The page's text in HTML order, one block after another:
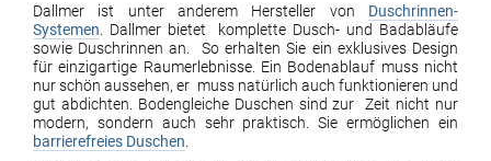
Dallmer ist unter anderem Hersteller von Duschrinnen-
Systemen . Dallmer bietet komplette Dusch- und Badabläufe
sowie Duschrinnen an. So erhalten Sie ein exklusives Design
für einzigartige Raumerlebnisse. Ein Bodenablauf muss nicht
nur schön aussehen, er muss natürlich auch funktionieren und
gut abdichten. Bodengleiche Duschen sind zur Zeit nicht nur
modern, sondern auch sehr praktisch. Sie ermöglichen ein
barrierefreies Duschen